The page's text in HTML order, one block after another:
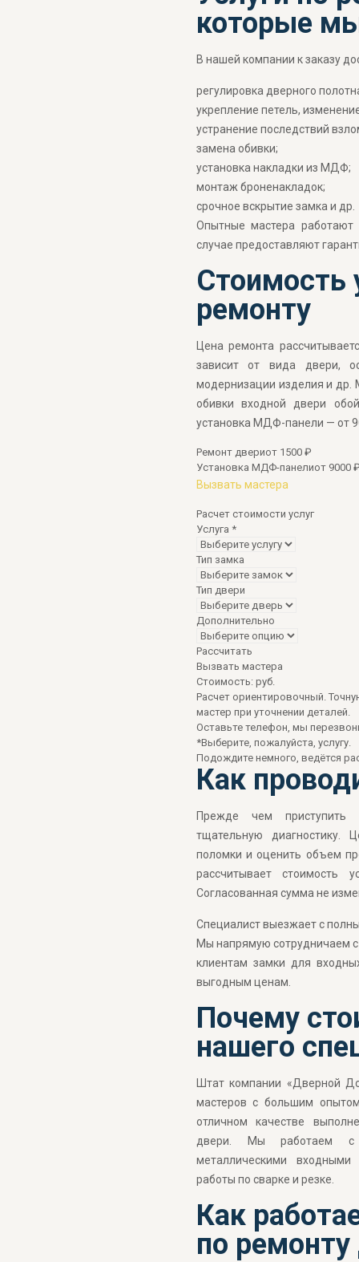
которые
В нашей компании к заказу
регулировка дверного
укрепление петель,
устранение последствий
замена обивки;
установка накладки из МДФ;
монтаж броненакладок;
срочное вскрытие замка и др.
Опытные мастера
случае предоставляют
Стоимость
ремонту
Цена ремонта
зависит от вида двери,
модернизации изделия и
обивки входной двери
установка МДФ-панели — от
Ремонт двериот 1500 ₽
Установка МДФ-панелиот 9000
Вызвать мастера
Расчет стоимости услуг
Услуга *
Тип замка
Тип двери
Дополнительно
Рассчитать
Вызвать мастера
Стоимость: руб.
Расчет ориентировочный.
мастер при уточнении деталей.
Оставьте телефон, мы
*Выберите, пожалуйста, услугу.
Подождите немного, ведётся
Как
Прежде чем приступить
тщательную диагностику.
поломки и оценить объем
рассчитывает стоимость
Согласованная сумма не
Специалист выезжает с
Мы напрямую сотрудничаем
клиентам замки для
выгодным ценам.
Почему
нашего
Штат компании «Дверной
мастеров с большим
отличном качестве
двери. Мы работаем с
металлическими
работы по сварке и резке.
Как
по ремонту